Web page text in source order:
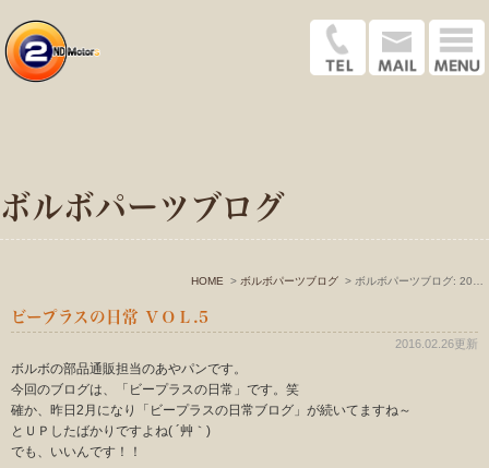
ボルボパーツブログ
HOME ボルボパーツブログ
ビープラスの日常 ＶＯＬ.5
2016.02.26更新
ボルボの部品通販担当のあやパンです。
今回のブログは、「ビープラスの日常」です。笑
確か、昨日2月になり「ビープラスの日常ブログ」が続いてますね～
とＵＰしたばかりですよね( ´艸｀)
でも、いいんです！！